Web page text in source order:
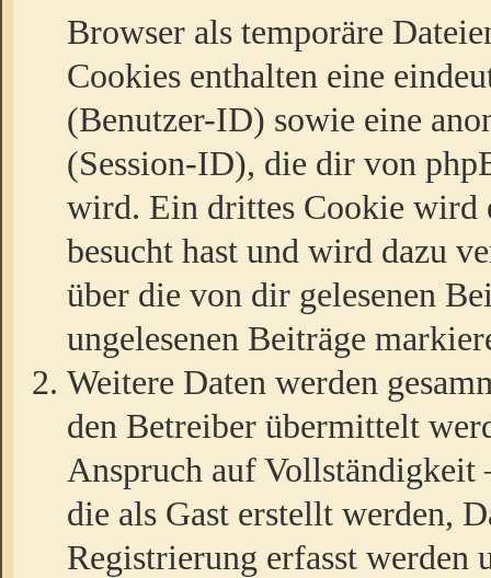
Browser als temporäre
Cookies enthalten eine
(Benutzer-ID) sowie eine
(Session-ID), die dir von
wird. Ein drittes Cookie wird
besucht hast und wird dazu
über die von dir gelesenen
ungelesenen Beiträge
Weitere Daten werden
den Betreiber übermittelt
Anspruch auf
die als Gast erstellt werden,
Registrierung erfasst werden